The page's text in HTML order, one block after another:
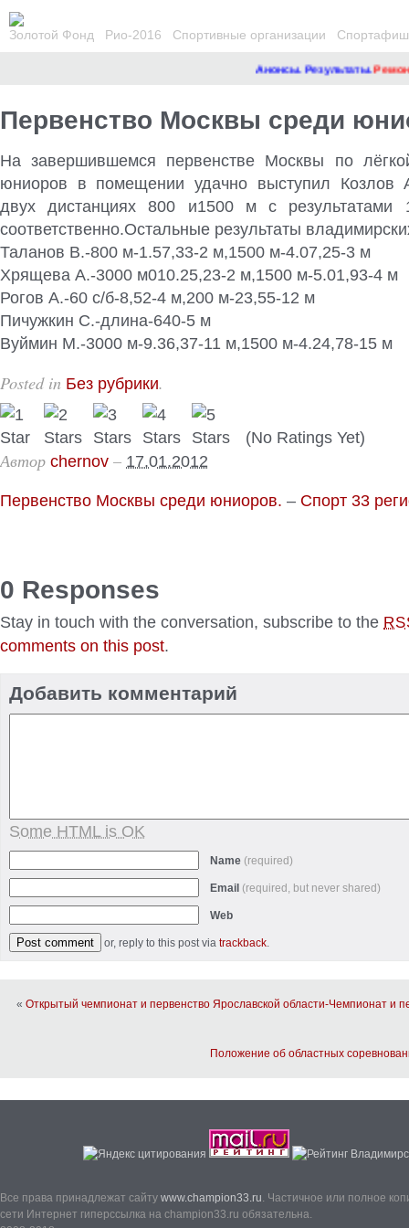
Золотой Фонд Рио-2016 Спортивные организации
Анонсы. Результаты.Ремонт
Первенство Москвы среди
На завершившемся первенстве Москвы по
юниоров в помещении удачно выступил Козлов
двух дистанциях 800 и1500 м с результатами
соответственно.Остальные результаты
Таланов В.-800 м-1.57,33-2 м,1500 м-4.07,25-3 м
Хрящева А.-3000 м010.25,23-2 м,1500 м-5.01,93-4 м
Рогов А.-60 с/б-8,52-4 м,200 м-23,55-12 м
Пичужкин С.-длина-640-5 м
Вуймин М.-3000 м-9.36,37-11 м,1500 м-4.24,78-15 м
Posted in Без рубрики.
(No Ratings Yet)
Автор chernov – 17.01.2012
Первенство Москвы среди юниоров. – Спорт 33
0 Responses
Stay in touch with the conversation, subscribe to the
comments on this post.
Добавить комментарий
Some HTML is OK
Name (required)
Email (required, but never shared)
Web
or, reply to this post via trackback.
« Открытый чемпионат и первенство Ярославской области-Чемпионат и
Положение об областных
Все права принадлежат сайту www.champion33.ru. Частичное или полное
сети Интернет гиперссылка на champion33.ru обязательна.